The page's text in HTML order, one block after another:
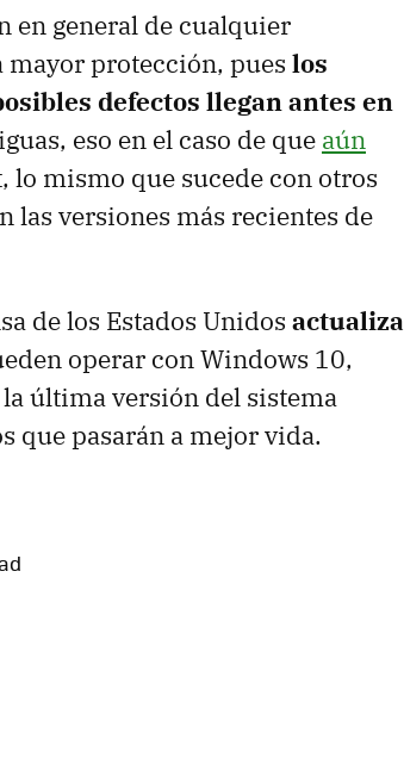
en general de cualquier
mayor protección, pues los
defectos llegan antes en
eso en el caso de que aún
lo mismo que sucede con otros
las versiones más recientes de
de los Estados Unidos actualiza
operar con Windows 10,
última versión del sistema
que pasarán a mejor vida.